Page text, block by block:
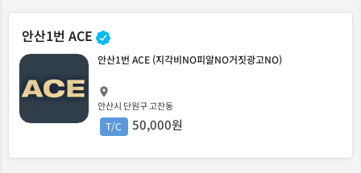
안산1번 ACE
안산1번 ACE (지각비NO피알NO거짓광고NO)
안산시 단원구 고잔동
T/C 50,000원